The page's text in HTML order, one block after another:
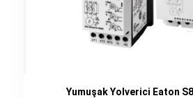
Yumuşak Yolverici Eaton